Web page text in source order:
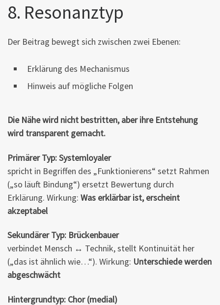
8. Resonanztyp
Der Beitrag bewegt sich zwischen zwei Ebenen:
Erklärung des Mechanismus
Hinweis auf mögliche Folgen
Die Nähe wird nicht bestritten, aber ihre Entstehung
wird transparent gemacht.
Primärer Typ: Systemloyaler
spricht in Begriffen des „Funktionierens“ setzt Rahmen
(„so läuft Bindung“) ersetzt Bewertung durch
Erklärung. Wirkung: Was erklärbar ist, erscheint
akzeptabel
Sekundärer Typ: Brückenbauer
verbindet Mensch ↔ Technik, stellt Kontinuität her
(„das ist ähnlich wie…“). Wirkung: Unterschiede werden
abgeschwächt
Hintergrundtyp: Chor (medial)